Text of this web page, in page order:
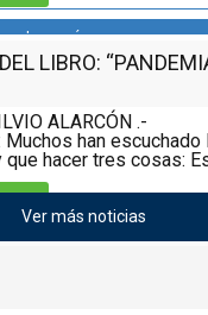
Leer más
LIBRO:
ALARCÓN .-
han escuchado
que hacer tres cosas:
Leer más
Ver más noticias